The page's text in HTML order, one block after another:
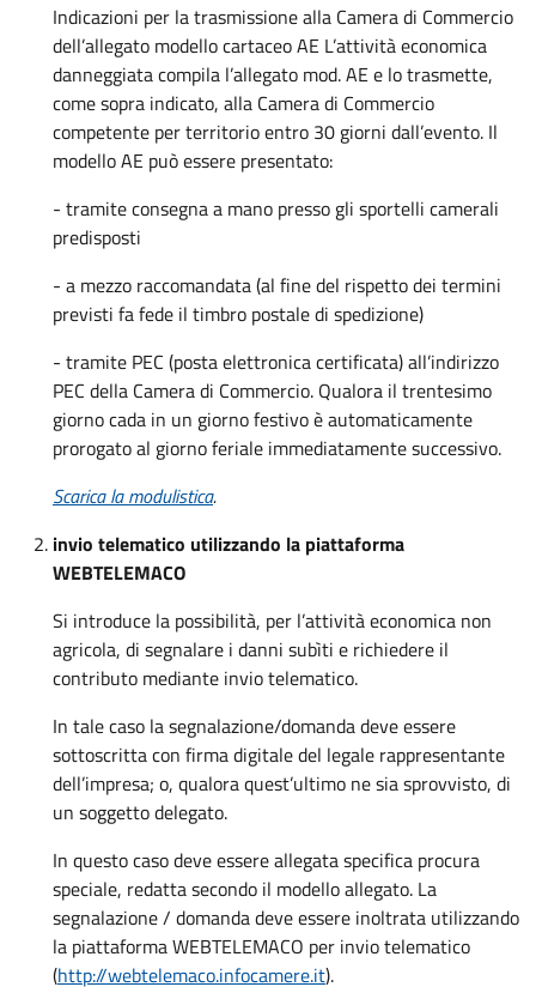
Indicazioni per la trasmissione alla Camera di Commercio
dell’allegato modello cartaceo AE L’attività economica
danneggiata compila l’allegato mod. AE e lo trasmette,
come sopra indicato, alla Camera di Commercio
competente per territorio entro 30 giorni dall’evento. Il
modello AE può essere presentato:
- tramite consegna a mano presso gli sportelli camerali
predisposti
- a mezzo raccomandata (al fine del rispetto dei termini
previsti fa fede il timbro postale di spedizione)
- tramite PEC (posta elettronica certificata) all’indirizzo
PEC della Camera di Commercio. Qualora il trentesimo
giorno cada in un giorno festivo è automaticamente
prorogato al giorno feriale immediatamente successivo.
Scarica la modulistica.
invio telematico utilizzando la piattaforma
WEBTELEMACO
Si introduce la possibilità, per l’attività economica non
agricola, di segnalare i danni subìti e richiedere il
contributo mediante invio telematico.
In tale caso la segnalazione/domanda deve essere
sottoscritta con firma digitale del legale rappresentante
dell’impresa; o, qualora quest’ultimo ne sia sprovvisto, di
un soggetto delegato.
In questo caso deve essere allegata specifica procura
speciale, redatta secondo il modello allegato. La
segnalazione / domanda deve essere inoltrata utilizzando
la piattaforma WEBTELEMACO per invio telematico
(http://webtelemaco.infocamere.it).